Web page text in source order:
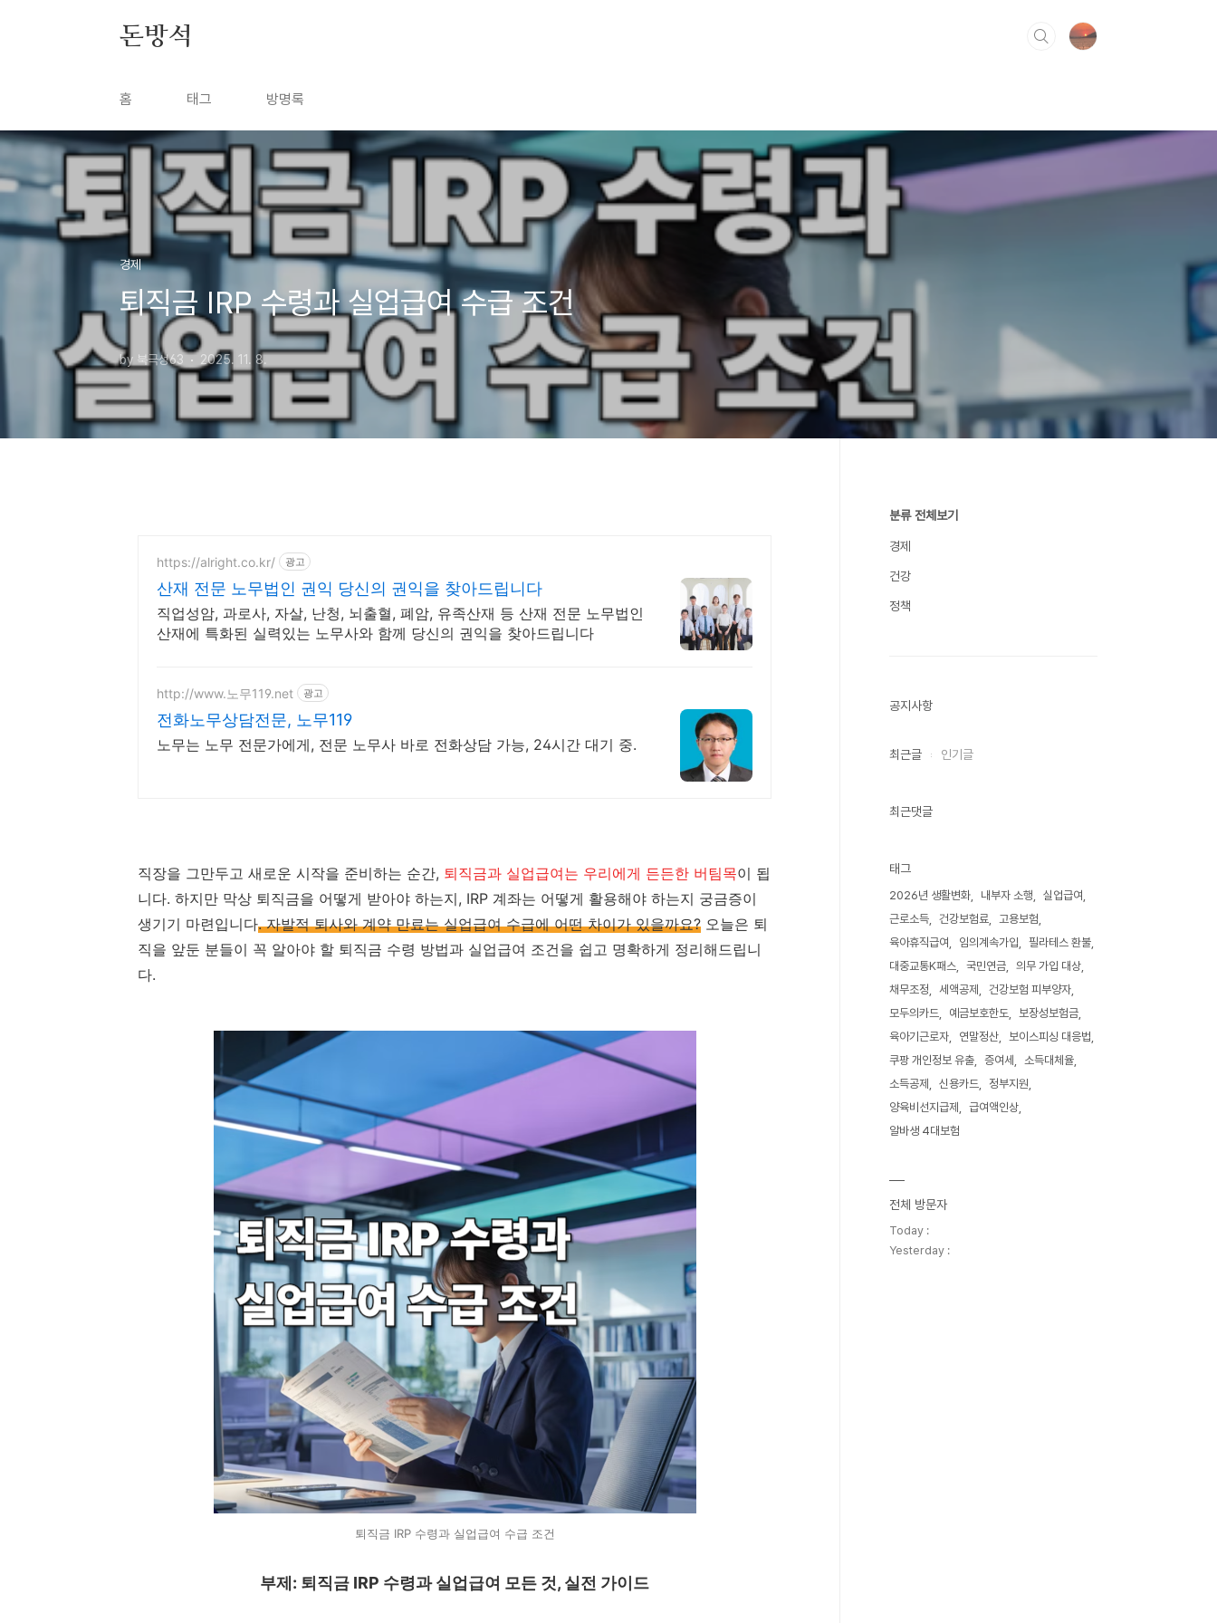
돈방석
홈 태그 방명록
경제
퇴직금 IRP 수령과 실업급여 수급 조건
by 북극성63 2025. 11. 8.
https://alright.co.kr/ 광고
산재 전문 노무법인 권익 당신의 권익을 찾아드립니다
직업성암, 과로사, 자살, 난청, 뇌출혈, 폐암, 유족산재 등 산재 전문 노무법인
산재에 특화된 실력있는 노무사와 함께 당신의 권익을 찾아드립니다
http://www.노무119.net 광고
전화노무상담전문, 노무119
노무는 노무 전문가에게, 전문 노무사 바로 전화상담 가능, 24시간 대기 중.
직장을 그만두고 새로운 시작을 준비하는 순간, 퇴직금과 실업급여는 우리에게 든든한 버팀목이 됩
니다. 하지만 막상 퇴직금을 어떻게 받아야 하는지, IRP 계좌는 어떻게 활용해야 하는지 궁금증이
생기기 마련입니다. 자발적 퇴사와 계약 만료는 실업급여 수급에 어떤 차이가 있을까요? 오늘은 퇴
직을 앞둔 분들이 꼭 알아야 할 퇴직금 수령 방법과 실업급여 조건을 쉽고 명확하게 정리해드립니
다.
퇴직금 IRP 수령과 실업급여 수급 조건
부제: 퇴직금 IRP 수령과 실업급여 모든 것, 실전 가이드
분류 전체보기
경제
건강
정책
공지사항
최근글 인기글
최근댓글
태그
2026년 생활변화 내부자 소행
실업급여
근로소득
건강보험료
고용보험
육아휴직급여
임의계속가입
필라테스 환불
대중교통K패스
국민연금
의무 가입 대상
채무조정
세액공제
건강보험 피부양자
모두의카드
예금보호한도
보장성보험금
육아기근로자
연말정산
보이스피싱 대응법
쿠팡 개인정보 유출
증여세
소득대체율
소득공제
신용카드
정부지원
양육비선지급제
급여액인상
알바생 4대보험
전체 방문자
Today :
Yesterday :